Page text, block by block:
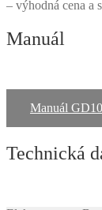
– výhodná cena a
Manuál
Manuál
Technická